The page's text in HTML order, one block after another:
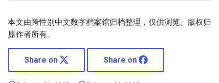
本文由跨性别中文数字档案馆归档整理，仅供浏览。版权归
原作者所有。
Share on Share on